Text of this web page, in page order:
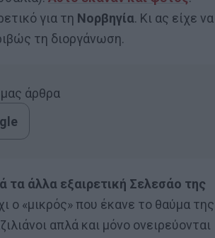
για τη Νορβηγία. Κι ας είχε να
τη διοργάνωση.
άρθρα
τα άλλα εξαιρετική Σελεσάο της
ο «μικρός» που έκανε το θαύμα της
απλά και μόνο ονειρεύονται